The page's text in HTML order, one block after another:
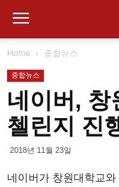
Home 종합뉴스
종합뉴스
네이버, 창
첼린지 진
2018년 11월 23일
네이버가 창원대학교